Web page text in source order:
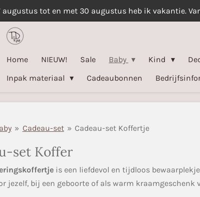
augustus tot en met 30 augustus heb ik vakantie.
Home NIEUW! Sale Baby Kind
Inpak materiaal
Cadeaubonnen
» Cadeau-set » Cadeau-set Koffertje
set Koffer
is een liefdevol en tijdloos
jezelf, bij een geboorte of als warm